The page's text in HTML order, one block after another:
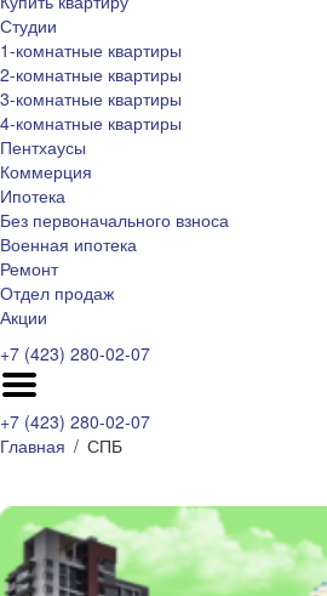
Студии
1-комнатные квартиры
2-комнатные квартиры
3-комнатные квартиры
4-комнатные квартиры
Пентхаусы
Коммерция
Ипотека
Без первоначального взноса
Военная ипотека
Ремонт
Отдел продаж
Акции
+7 (423) 280-02-07
+7 (423) 280-02-07
Главная
СПБ